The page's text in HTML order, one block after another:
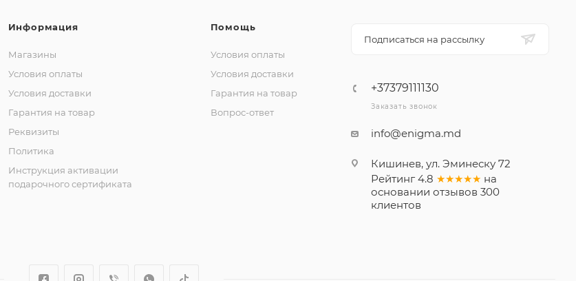
Информация
Магазины
Условия оплаты
Условия доставки
Гарантия на товар
Реквизиты
Политика
Инструкция активации
подарочного сертификата
Помощь
Условия оплаты
Условия доставки
Гарантия на товар
Вопрос-ответ
Подписаться на рассылку
+37379111130
Заказать звонок
info@enigma.md
Кишинев, ул. Эминеску 72
Рейтинг 4.8 ★★★★★ на
основании отзывов 300
клиентов